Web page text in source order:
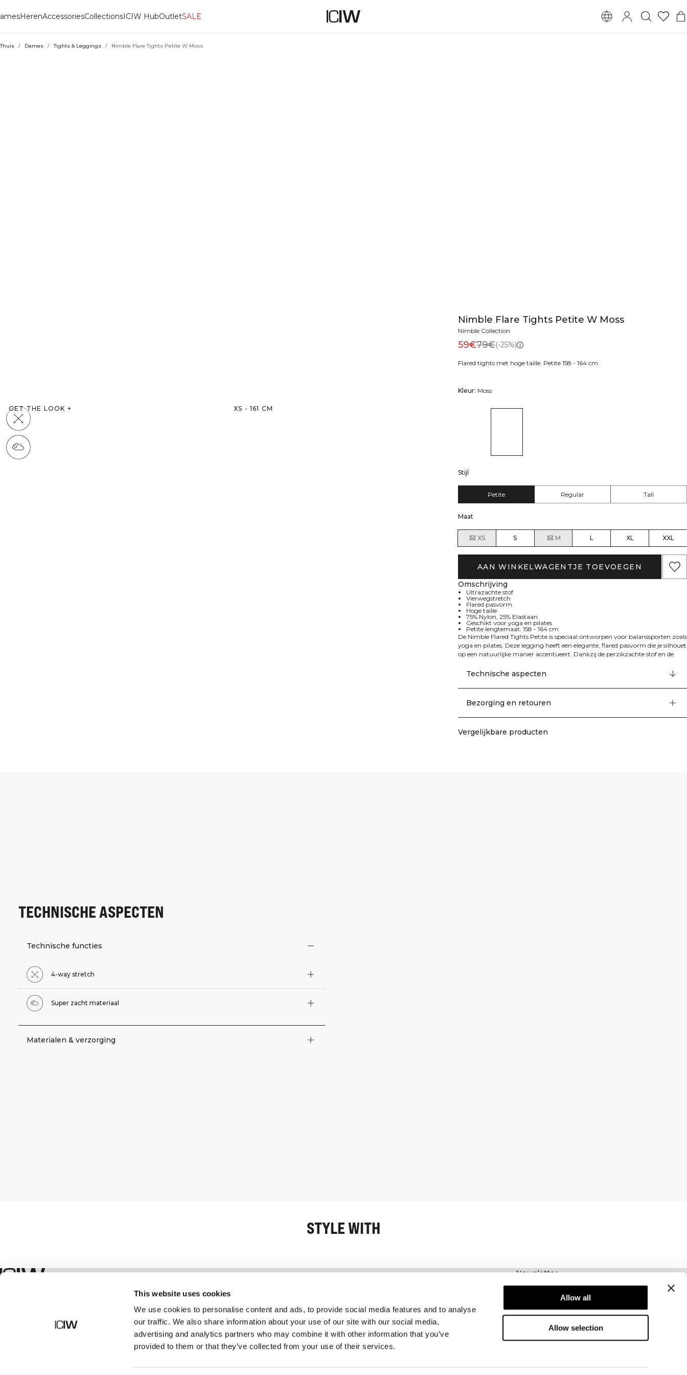
This website uses cookies
We use cookies to personalise content and ads, to provide social media features and to analyse
our traffic. We also share information about your use of our site with our social media,
advertising and analytics partners who may combine it with other information that you’ve
provided to them or that they’ve collected from your use of their services.
Allow all
Allow selection
HerenAccessoriesCollectionsICIW HubOutletSALE
Thuis / Dames / Tights & Leggings / Nimble Flare Tights Petite W Moss
GET THE LOOK + XS - 161 CM
Nimble Flare Tights Petite W Moss
Nimble Collection
59€79€(-25%)
Flared tights met hoge taille. Petite 158 - 164 cm.
Kleur: Moss
Stijl
Petite Regular Tall
Maat
XS S M L XL XXL
AAN WINKELWAGENTJE TOEVOEGEN
Omschrijving
Ultrazachte stof
Vierwegstretch
Flared pasvorm
Hoge taille
75% Nylon, 25% Elastaan
Geschikt voor yoga en pilates
Petite lengtemaat: 158 - 164 cm
De Nimble Flared Tights Petite is speciaal ontworpen voor balanssporten zoals
yoga en pilates. Deze legging heeft een elegante, flared pasvorm die je silhouet
op een natuurlijke manier accentueert. Dankzij de perzikzachte stof en de
comfort. Ultrazachte stof voor comfort de hele dag door, vierwegstretch voor
optimale bewegingsvrijheid, flared design voor een stijlvolle, flatterende
pasvorm, hoge taille voor extra steun en geschikt voor low-impact
Tall - 173 cm - 180 cm. 75% Nylon, 25% Elastaan.
Technische aspecten
Bezorging en retouren
Vergelijkbare producten
TECHNISCHE ASPECTEN
Technische functies
4-way stretch
Super zacht materiaal
Materialen & verzorging
STYLE WITH
Newsletter
Schrijf je voor onze nieuwsbrief! Ontvang
exclusieve aanbiedingen, ons laatste nieuws en
nog veel meer.